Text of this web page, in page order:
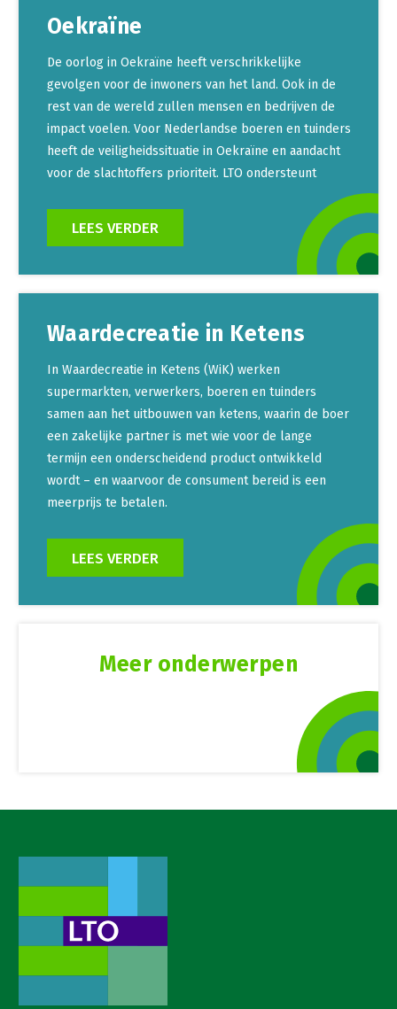
Oekraïne
De oorlog in Oekraïne heeft verschrikkelijke
gevolgen voor de inwoners van het land. Ook in de
rest van de wereld zullen mensen en bedrijven de
impact voelen. Voor Nederlandse boeren en tuinders
heeft de veiligheidssituatie in Oekraïne en aandacht
voor de slachtoffers prioriteit. LTO ondersteunt
LEES VERDER
Waardecreatie in Ketens
In Waardecreatie in Ketens (WiK) werken
supermarkten, verwerkers, boeren en tuinders
samen aan het uitbouwen van ketens, waarin de boer
een zakelijke partner is met wie voor de lange
termijn een onderscheidend product ontwikkeld
wordt – en waarvoor de consument bereid is een
meerprijs te betalen.
LEES VERDER
Meer onderwerpen